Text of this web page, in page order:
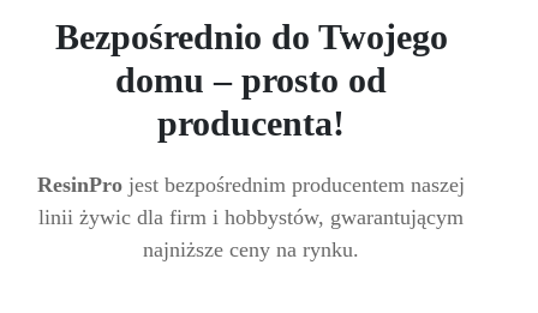
Bezpośrednio do Twojego
domu – prosto od
producenta!
ResinPro jest bezpośrednim producentem naszej
linii żywic dla firm i hobbystów, gwarantującym
najniższe ceny na rynku.